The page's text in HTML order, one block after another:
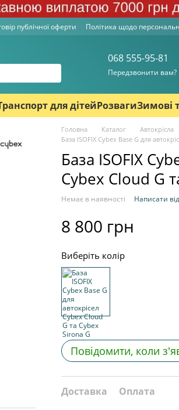
публічної оферти Політика щодо
068 555-95-81
Передзвонити вам?
для дітейРозвагиЗимові
Головна Каталог Автокрісла
База ISOFIX Cybex Base G для
База ISOFIX
Cybex Cloud G
Немає в наявності Написати
8 800 грн
Виберіть колір
Повідомити, коли
Доставка Оплата